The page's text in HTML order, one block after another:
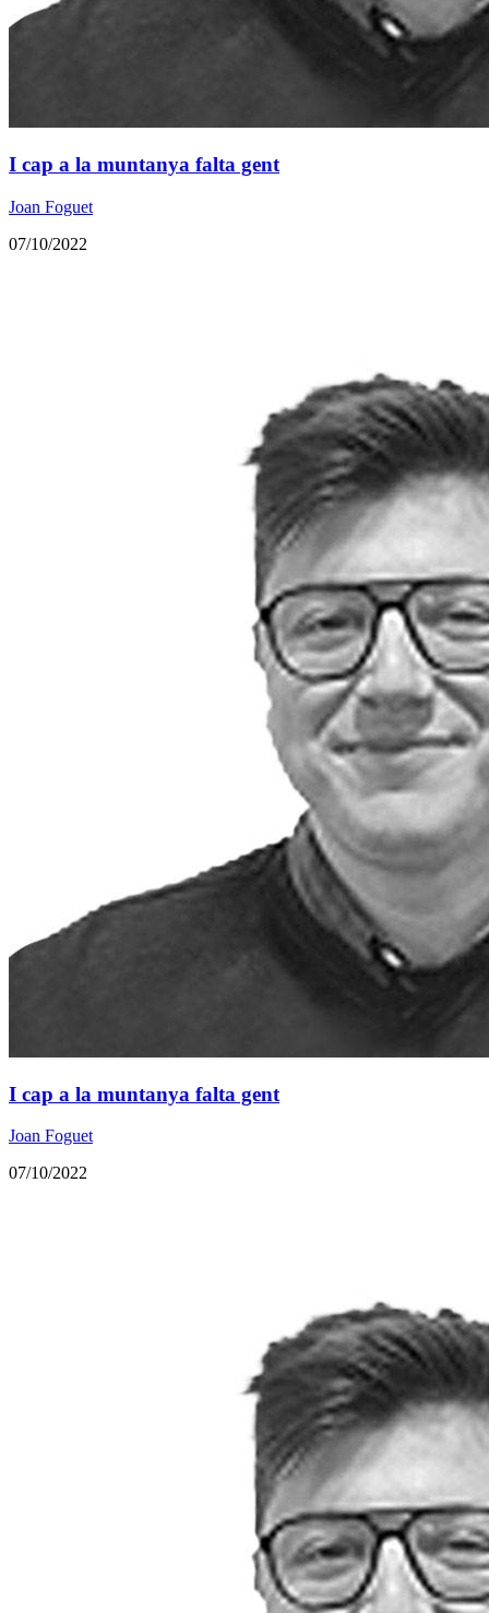
I cap a la muntanya falta gent
Joan Foguet
07/10/2022
I cap a la muntanya falta gent
Joan Foguet
07/10/2022